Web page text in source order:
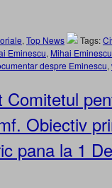
, Top News Tags:
Eminescu, Mihai
despre Eminescu,
Obiectiv
pana la 1